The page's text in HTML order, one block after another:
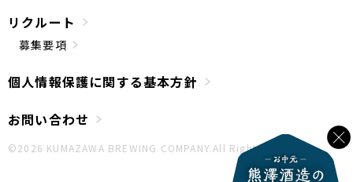
リクルート
募集要項
個人情報保護に関する基本方針
お問い合わせ
©︎2026 KUMAZAWA BREWING COMPANY.All Rights Reserved.